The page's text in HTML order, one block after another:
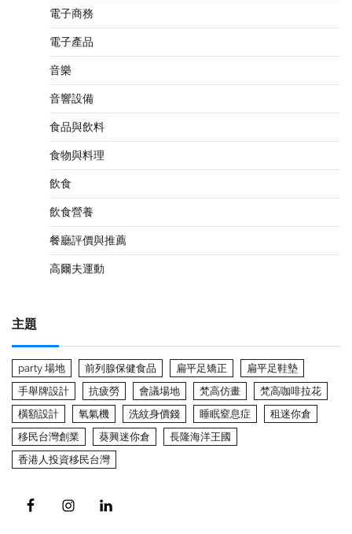
電子商務
電子產品
音樂
音響設備
食品與飲料
食物與料理
飲食
飲食營養
餐廳評價與推薦
高爾夫運動
主題
party 場地 前列腺保健食品 扁平足矯正
扁平足鞋墊
手舉牌設計
抗疲勞 會議場地 梵高仿畫
梵高咖啡拉花
橫額設計
氧氣機 洗紋身價錢 睡眠窒息症
租迷你倉
移民台灣創業
葵興迷你倉
長隆海洋王國
香港人投資移民台灣